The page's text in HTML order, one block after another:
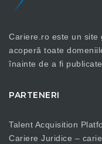
Cariere.ro este un site
acoperă toate
înainte de a fi
PARTENERI
Talent Acquisition
Cariere Juridice –